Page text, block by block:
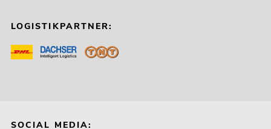
LOGISTIKPARTNER:
SOCIAL MEDIA: